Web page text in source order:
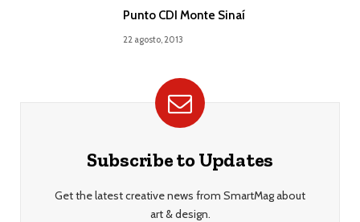
Punto CDI Monte Sinaí
22 agosto, 2013
Subscribe to Updates
Get the latest creative news from SmartMag about
art & design.